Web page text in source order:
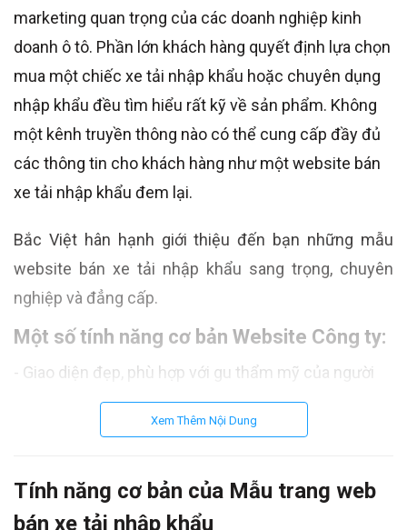
marketing quan trọng của các doanh nghiệp kinh
doanh ô tô. Phần lớn khách hàng quyết định lựa chọn
mua một chiếc xe tải nhập khẩu hoặc chuyên dụng
nhập khẩu đều tìm hiểu rất kỹ về sản phẩm. Không
một kênh truyền thông nào có thể cung cấp đầy đủ
các thông tin cho khách hàng như một website bán
xe tải nhập khẩu đem lại.
Bắc Việt hân hạnh giới thiệu đến bạn những mẫu
website bán xe tải nhập khẩu sang trọng, chuyên
nghiệp và đẳng cấp.
Một số tính năng cơ bản Website Công ty:
- Giao diện đẹp, phù hợp với gu thẩm mỹ của người
Việt, sản phẩm hiển thị rõ ràng, hình ảnh kích thước
hợp lý, sắc nét, không bị scale (giãn) hình.
Responsive) hiển thị tốt trên mọi thiết bị: Máy tính;
Máy tính bảng; Điện thoại di động.
Xem Thêm Nội Dung
Tính năng cơ bản của Mẫu trang web
bán xe tải nhập khẩu